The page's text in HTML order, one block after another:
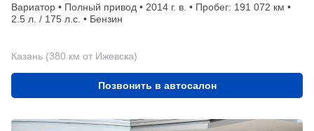
Вариатор • Полный привод • 2014 г. в. • Пробег: 191 072 км •
2.5 л. / 175 л.с. • Бензин
Казань (380 км от Ижевска)
Позвонить в автосалон